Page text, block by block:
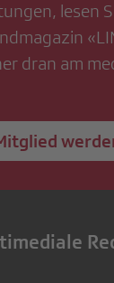
lesen
dran am